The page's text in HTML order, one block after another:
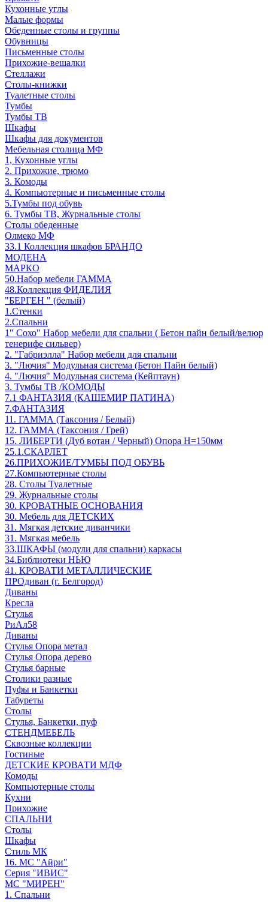
Кухонные углы
Малые формы
Обеденные столы и группы
Обувницы
Письменные столы
Прихожие-вешалки
Стеллажи
Столы-книжки
Туалетные столы
Тумбы
Тумбы ТВ
Шкафы
Шкафы для документов
Мебельная столица МФ
1, Кухонные углы
2. Прихожие, трюмо
3. Комоды
4. Компьютерные и письменные столы
5.Тумбы под обувь
6. Тумбы ТВ, Журнальные столы
Столы обеденные
Олмеко МФ
33.1 Коллекция шкафов БРАНДО
МОДЕНА
МАРКО
50.Набор мебели ГАММА
48.Коллекция ФИДЕЛИЯ
"БЕРГЕН " (белый)
1.Стенки
2.Спальни
1" Сохо" Набор мебели для спальни ( Бетон пайн белый/велюр
тенерифе сильвер)
2. "Габриэлла" Набор мебели для спальни
3. "Лючия" Модульная система (Бетон Пайн белый)
4. "Лючия" Модульная система (Кейптаун)
3. Тумбы ТВ /КОМОДЫ
7.1 ФАНТАЗИЯ (КАШЕМИР ПАТИНА)
7.ФАНТАЗИЯ
11. ГАММА (Таксония / Белый)
12. ГАММА (Таксония / Грей)
15. ЛИБЕРТИ (Дуб вотан / Черный) Опора Н=150мм
25.1.СКАРЛЕТ
26.ПРИХОЖИЕ/ТУМБЫ ПОД ОБУВЬ
27.Компьютерные столы
28. Столы Туалетные
29. Журнальные столы
30. КРОВАТНЫЕ ОСНОВАНИЯ
30. Мебель для ДЕТСКИХ
31. Мягкая детские диванчики
31. Мягкая мебель
33.ШКАФЫ (модули для спальни) каркасы
34.Библиотеки НЬЮ
41. КРОВАТИ МЕТАЛЛИЧЕСКИЕ
ПРОдиван (г. Белгород)
Диваны
Кресла
Стулья
РиАл58
Диваны
Стулья Опора метал
Стулья Опора дерево
Стулья барные
Столики разные
Пуфы и Банкетки
Табуреты
Столы
Стулья, Банкетки, пуф
СТЕНДМЕБЕЛЬ
Сквозные коллекции
Гостиные
ДЕТСКИЕ КРОВАТИ МДФ
Комоды
Компьютерные столы
Кухни
Прихожие
СПАЛЬНИ
Столы
Шкафы
Стиль МК
16. МС "Айри"
Серия "ИВИС"
МС "МИРЕН"
1. Спальни